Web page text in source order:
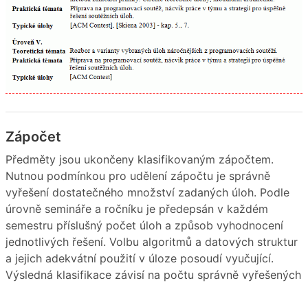
Zápočet
Předměty jsou ukončeny klasifikovaným zápočtem.
Nutnou podmínkou pro udělení zápočtu je správně
vyřešení dostatečného množství zadaných úloh. Podle
úrovně semináře a ročníku je předepsán v každém
semestru příslušný počet úloh a způsob vyhodnocení
jednotlivých řešení. Volbu algoritmů a datových struktur
a jejich adekvátní použití v úloze posoudí vyučující.
Výsledná klasifikace závisí na počtu správně vyřešených